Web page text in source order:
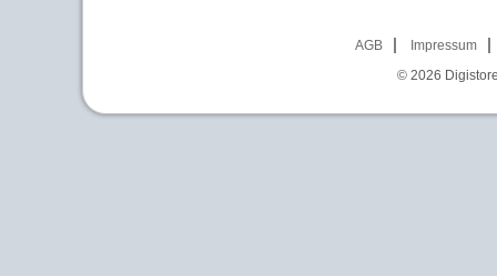
AGB
Impressum
© 2026